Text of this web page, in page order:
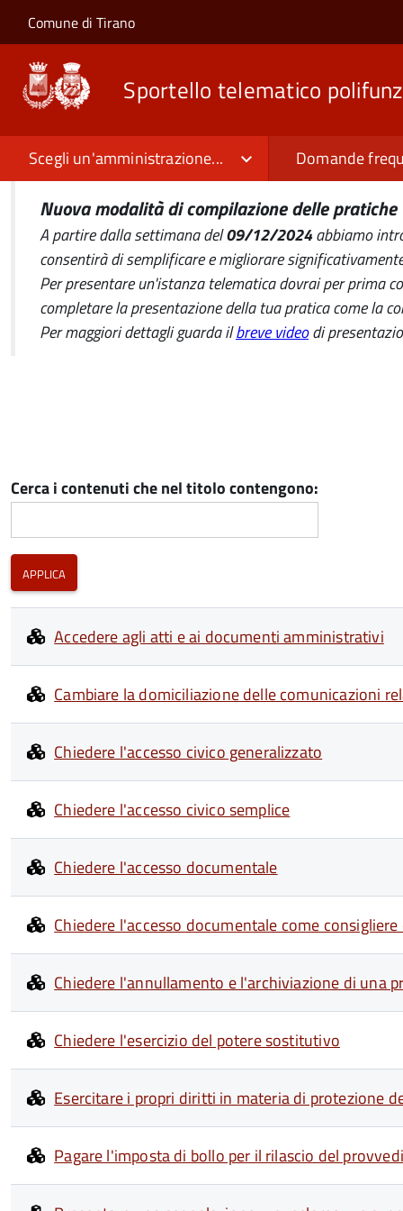
Salta al contenuto principale
Skip to site navigation
Comune di Tirano
Sportello telematico
Scegli un'amministrazione... Domande
Nuova modalità di compilazione delle
A partire dalla settimana del09/12/2024abbiamo
consentirà di semplificare e migliorare
Per presentare un'istanza telematica dovrai per prima
completare la presentazione della tua pratica come la
Per maggiori dettagli guarda ilbreve videodi
Cerca i contenuti che nel titolo contengono:
Accedere agli atti e ai documenti amministrativi
Cambiare la domiciliazione delle comunicazioni
Chiedere l'accesso civico generalizzato
Chiedere l'accesso civico semplice
Chiedere l'accesso documentale
Chiedere l'accesso documentale come
Chiedere l'annullamento e l'archiviazione di una
Chiedere l'esercizio del potere sostitutivo
Esercitare i propri diritti in materia di protezione
Pagare l'imposta di bollo per il rilascio del